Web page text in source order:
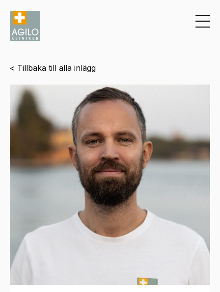
< Tillbaka till alla inlägg